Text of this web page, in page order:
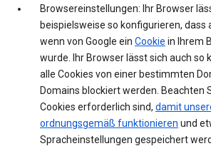
Browsereinstellungen: Ihr Browser
beispielsweise so konfigurieren, dass
wenn von Google ein Cookie in Ihrem
wurde. Ihr Browser lässt sich auch so
alle Cookies von einer bestimmten
Domains blockiert werden. Beachten
Cookies erforderlich sind, damit
ordnungsgemäß funktionieren und
Spracheinstellungen gespeichert